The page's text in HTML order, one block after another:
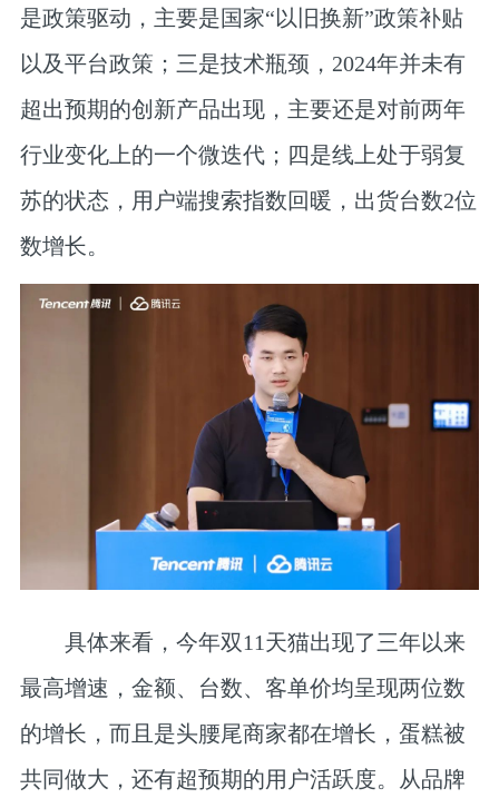
是政策驱动，主要是国家“以旧换新”政策补贴
以及平台政策；三是技术瓶颈，2024年并未有
超出预期的创新产品出现，主要还是对前两年
行业变化上的一个微迭代；四是线上处于弱复
苏的状态，用户端搜索指数回暖，出货台数2位
数增长。
具体来看，今年双11天猫出现了三年以来
最高增速，金额、台数、客单价均呈现两位数
的增长，而且是头腰尾商家都在增长，蛋糕被
共同做大，还有超预期的用户活跃度。从品牌